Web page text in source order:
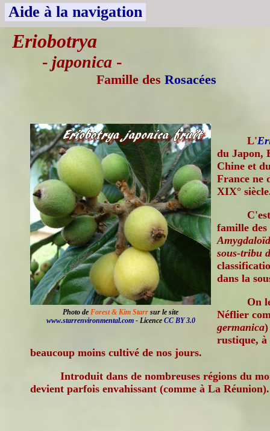
Aide à la navigation
Eriobotrya
- japonica -
Famille des Rosacées
Photo de Forest & Kim Starr sur le site
www.starrenvironmental.com- Licence CC BY 3.0
L'
du Japon,
Chine et
France ne
XIX°
famille des
sous-tribu
dans la
On
Néflier
germanica)
rustique, à
beaucoup moins cultivé de nos jours.
Introduit dans de nombreuses régions du
devient parfois envahissant (comme à La Réunion).